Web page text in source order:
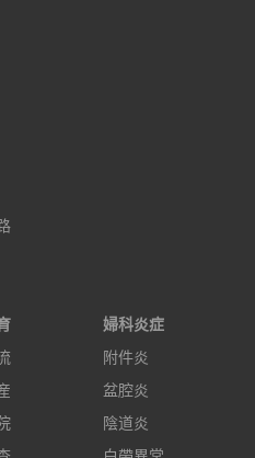
婦科炎症
附件炎
盆腔炎
陰道炎